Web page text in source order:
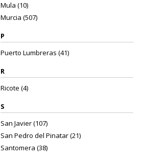
Mula (10)
Murcia (507)
P
Puerto Lumbreras (41)
R
Ricote (4)
S
San Javier (107)
San Pedro del Pinatar (21)
Santomera (38)